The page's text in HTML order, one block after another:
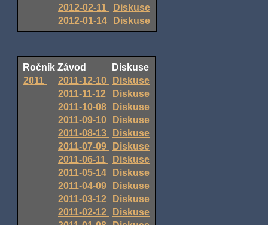
2012-02-11
Diskuse
2012-01-14
Diskuse
Ročník Závod
Diskuse
2011
2011-12-10
Diskuse
2011-11-12
Diskuse
2011-10-08
Diskuse
2011-09-10
Diskuse
2011-08-13
Diskuse
2011-07-09
Diskuse
2011-06-11
Diskuse
2011-05-14
Diskuse
2011-04-09
Diskuse
2011-03-12
Diskuse
2011-02-12
Diskuse